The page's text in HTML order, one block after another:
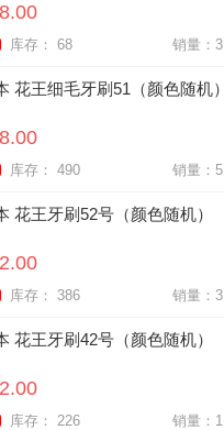
库存： 68 销量：3
花王细毛牙刷51（颜色随机）
库存： 490 销量：5
花王牙刷52号（颜色随机）
库存： 386 销量：3
花王牙刷42号（颜色随机）
库存： 226 销量：1